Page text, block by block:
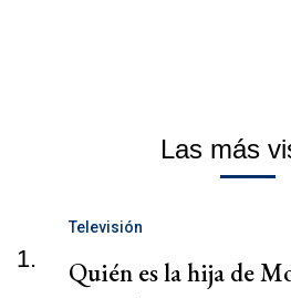
Las más
1.
Televisión
Quién es la hija de